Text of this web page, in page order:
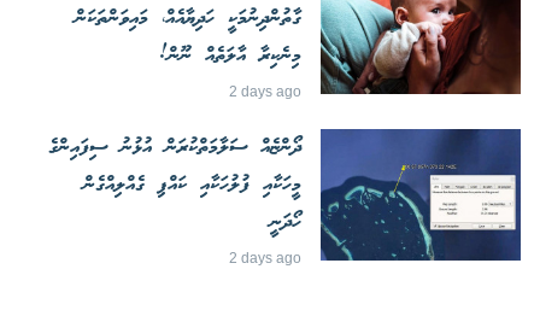
ގާތުންދިނުމަކީ ހަދިޔާއެއް، މައިވަންތަކަން
މިނެކިރާ އާލަތެއް ނޫން!
2 days ago
ދޯންޏެއް ސަލާމަތްކުރަން އުޅުނު ސިފައިންގެ
މީހަކާއި ފުލުހަކާއި ކައްޕި ގެއްލިއްގެން
ހޯދަނީ
2 days ago